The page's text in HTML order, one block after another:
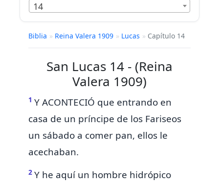
14
Biblia » Reina Valera 1909 » Lucas » Capítulo 14
San Lucas 14 - (Reina
Valera 1909)
1 Y ACONTECIÓ que entrando en
casa de un príncipe de los Fariseos
un sábado a comer pan, ellos le
acechaban.
2 Y he aquí un hombre hidrópico